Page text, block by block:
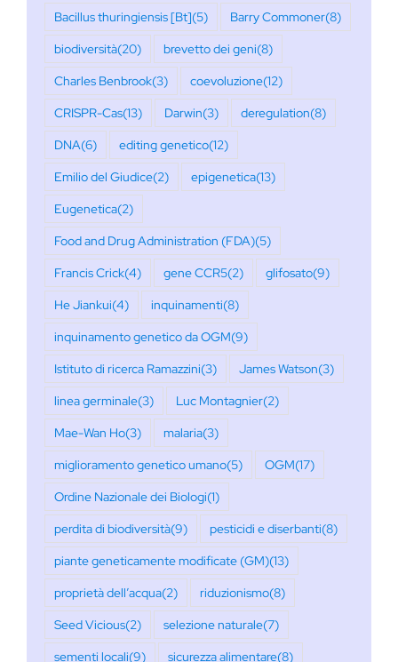
Bacillus thuringiensis [Bt](5) Barry Commoner(8)
biodiversità(20) brevetto dei geni(8)
Charles Benbrook(3) coevoluzione(12)
CRISPR-Cas(13) Darwin(3) deregulation(8)
DNA(6) editing genetico(12)
Emilio del Giudice(2) epigenetica(13)
Eugenetica(2)
Food and Drug Administration (FDA)(5)
Francis Crick(4) gene CCR5(2) glifosato(9)
He Jiankui(4) inquinamenti(8)
inquinamento genetico da OGM(9)
Istituto di ricerca Ramazzini(3) James Watson(3)
linea germinale(3) Luc Montagnier(2)
Mae-Wan Ho(3) malaria(3)
miglioramento genetico umano(5) OGM(17)
Ordine Nazionale dei Biologi(1)
perdita di biodiversità(9) pesticidi e diserbanti(8)
piante geneticamente modificate (GM)(13)
proprietà dell’acqua(2) riduzionismo(8)
Seed Vicious(2) selezione naturale(7)
sementi locali(9) sicurezza alimentare(8)